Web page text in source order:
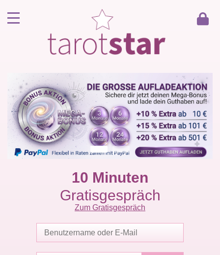
Kunde werden
Berater werden
Kartenlegen Gratisgespräch
Gästebuch
10 Minuten
Gratisgespräch
Zum Gratisgespräch